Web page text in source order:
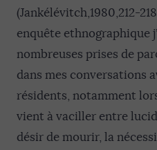
(Jankélévitch,1980,212-
enquête ethnographique
nombreuses prises de
dans mes conversations
résidents, notamment
vient à vaciller entre
désir de mourir, la